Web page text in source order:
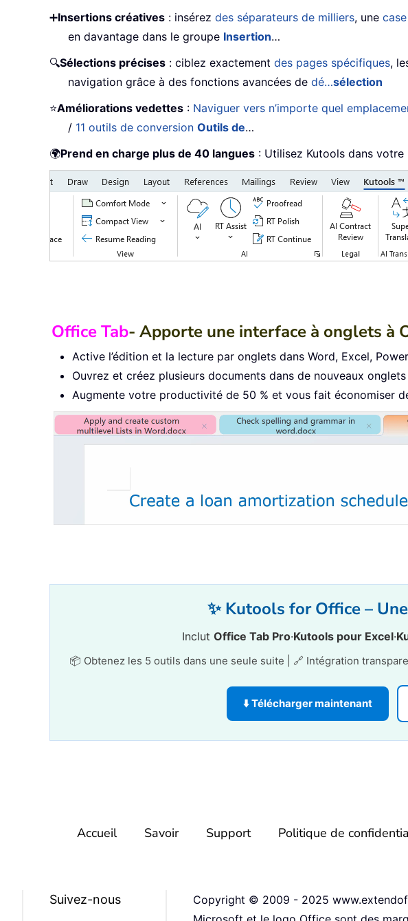
➕Insertions créatives : insérez des séparateurs de milliers, une
en davantage dans le groupe Insertion…
🔍Sélections précises : ciblez exactement des pages spécifiques,
navigation grâce à des fonctions avancées dedé…sélection
⭐Améliorations vedettes : Naviguer vers n’importe quel
/ 11 outils de conversionOutils de…
🌍Prend en charge plus de 40 langues : Utilisez Kutools dans
Office Tab- Apporte une interface à onglets à
Active l’édition et la lecture par onglets dans Word, Excel,
Ouvrez et créez plusieurs documents dans de nouveaux
Augmente votre productivité de 50 % et vous fait économiser
✨ Kutools for Office –
Inclut Office Tab Pro·Kutools pour Excel·
📦 Obtenez les 5 outils dans une seule suite | 🔗 Intégration
⬇️ Télécharger maintenant
Accueil Savoir Support Politique de
Suivez-nous
Copyright © 2009 - 2025